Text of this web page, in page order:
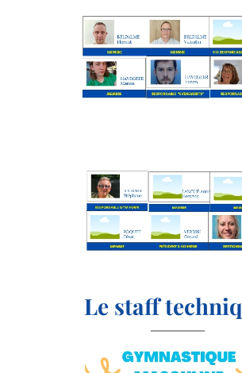
Le staff